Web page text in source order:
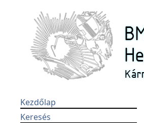
Kezdőlap
Keresés